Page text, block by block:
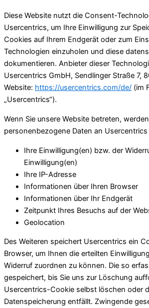
Diese Website nutzt die Consent-
Usercentrics, um Ihre Einwilligung zur
Cookies auf Ihrem Endgerät oder zum
Technologien einzuholen und diese
dokumentieren. Anbieter dieser
Usercentrics GmbH, Sendlinger Straße 7,
Website: https://usercentrics.com/de/ (im
„Usercentrics“).
Wenn Sie unsere Website betreten,
personenbezogene Daten an
Ihre Einwilligung(en) bzw. der
Einwilligung(en)
Ihre IP-Adresse
Informationen über Ihren Browser
Informationen über Ihr Endgerät
Zeitpunkt Ihres Besuchs auf der
Geolocation
Des Weiteren speichert Usercentrics ein
Browser, um Ihnen die erteilten
Widerruf zuordnen zu können. Die so
gespeichert, bis Sie uns zur Löschung
Usercentrics-Cookie selbst löschen oder
Datenspeicherung entfällt. Zwingende